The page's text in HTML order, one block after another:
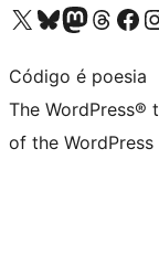
Visit our X (formerly Twitter) account
Visit our Bluesky account
Visit our Mastodon
Visit ourVisit our
Código é poesia
The WordPress®
of the WordPress